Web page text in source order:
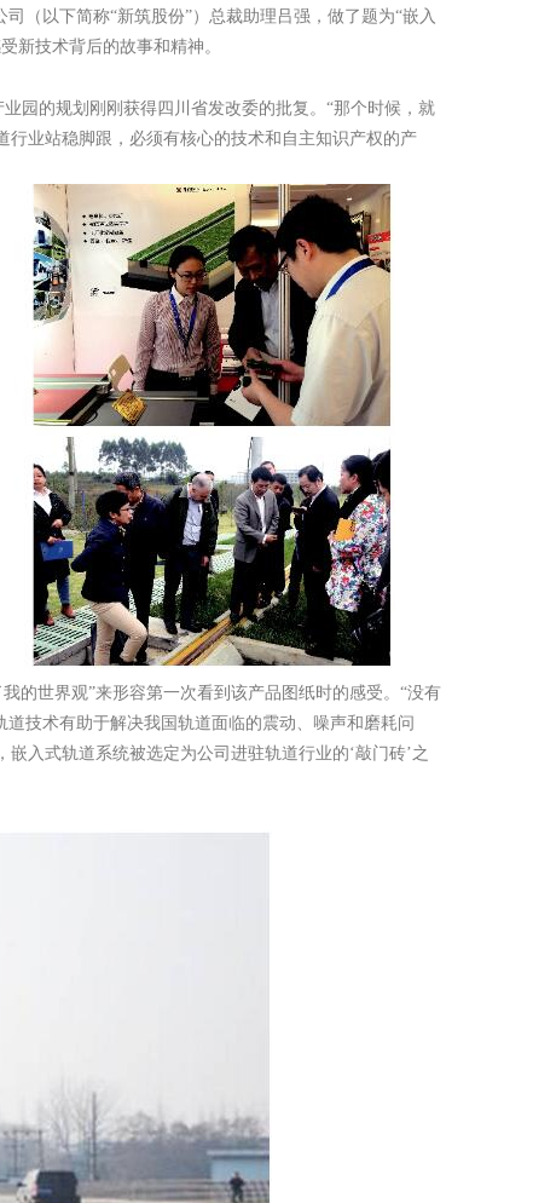
（以下简称“新筑股份”）总裁助理吕强，做了题为“嵌入
新技术背后的故事和精神。
园的规划刚刚获得四川省发改委的批复。“那个时候，就
业站稳脚跟，必须有核心的技术和自主知识产权的产
的世界观”来形容第一次看到该产品图纸时的感受。“没有
技术有助于解决我国轨道面临的震动、噪声和磨耗问
入式轨道系统被选定为公司进驻轨道行业的‘敲门砖’之